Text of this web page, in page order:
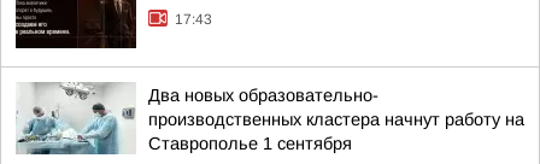
17:43
Два новых образовательно-
производственных кластера начнут работу на
Ставрополье 1 сентября